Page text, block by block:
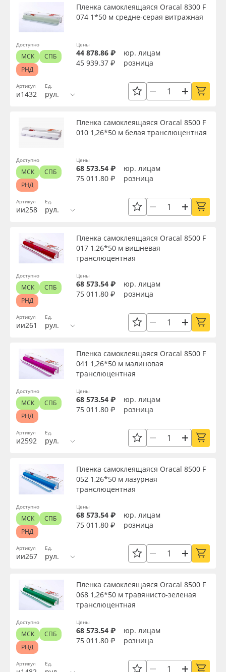
Артикул
и1432
Пленка самоклеящаяся Oracal 8300 F
074 1*50 м средне-серая витражная
Ед.
рул.
Цены
44 878.86 ₽
юр. лицам
45 939.37 ₽
розница
Доступно
МСК
СПБ
РНД
Артикул
ии258
Пленка самоклеящаяся Oracal 8500 F
010 1,26*50 м белая транслюцентная
Ед.
рул.
Цены
68 573.54 ₽
юр. лицам
75 011.80 ₽
розница
Доступно
МСК
СПБ
РНД
Артикул
ии261
Пленка самоклеящаяся Oracal 8500 F
017 1,26*50 м вишневая
транслюцентная
Ед.
рул.
Цены
68 573.54 ₽
юр. лицам
75 011.80 ₽
розница
Доступно
МСК
СПБ
РНД
Артикул
и2592
Пленка самоклеящаяся Oracal 8500 F
041 1,26*50 м малиновая
транслюцентная
Ед.
рул.
Цены
68 573.54 ₽
юр. лицам
75 011.80 ₽
розница
Доступно
МСК
СПБ
РНД
Артикул
ии267
Пленка самоклеящаяся Oracal 8500 F
052 1,26*50 м лазурная
транслюцентная
Ед.
рул.
Цены
68 573.54 ₽
юр. лицам
75 011.80 ₽
розница
Доступно
МСК
СПБ
РНД
Артикул
Пленка самоклеящаяся Oracal 8500 F
068 1,26*50 м травянисто-зеленая
транслюцентная
Ед.
Цены
68 573.54 ₽
юр. лицам
75 011.80 ₽
розница
Доступно
МСК
СПБ
РНД